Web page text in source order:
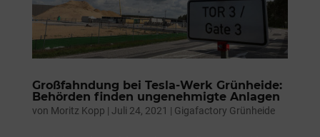
Großfahndung bei Tesla-Werk Grünheide:
Behörden finden ungenehmigte Anlagen
von Moritz Kopp | Juli 24, 2021 | Gigafactory Grünheide